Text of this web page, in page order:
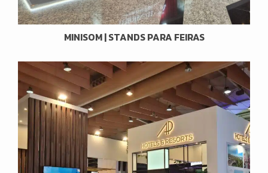
MINISOM | STANDS PARA FEIRAS